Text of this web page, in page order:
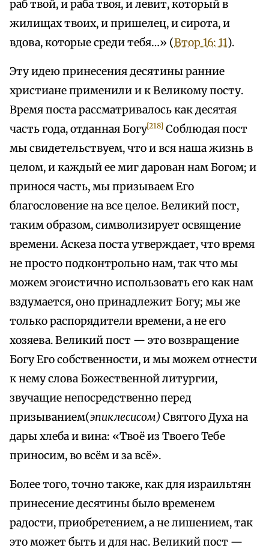
раб твой, и раба твоя, и левит, который в
жилищах твоих, и пришелец, и сирота, и
вдова, которые среди тебя…» (Втор 16: 11).
Эту идею принесения десятины ранние
христиане применили и к Великому посту.
Время поста рассматривалось как десятая
часть года, отданная Богу[218] Соблюдая пост
мы свидетельствуем, что и вся наша жизнь в
целом, и каждый ее миг дарован нам Богом; и
принося часть, мы призываем Его
благословение на все целое. Великий пост,
таким образом, символизирует освящение
времени. Аскеза поста утверждает, что время
не просто подконтрольно нам, так что мы
можем эгоистично использовать его как нам
вздумается, оно принадлежит Богу; мы же
только распорядители времени, а не его
хозяева. Великий пост — это возвращение
Богу Его собственности, и мы можем отнести
к нему слова Божественной литургии,
звучащие непосредственно перед
призыванием(эпиклесисом) Святого Духа на
дары хлеба и вина: «Твоё из Твоего Тебе
приносим, во всём и за всё».
Более того, точно также, как для израильтян
принесение десятины было временем
радости, приобретением, а не лишением, так
это может быть и для нас. Великий пост —